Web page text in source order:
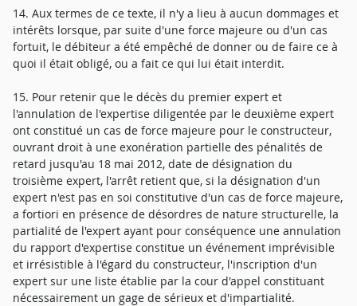
14. Aux termes de ce texte, il n'y a lieu à aucun dommages et
intérêts lorsque, par suite d'une force majeure ou d'un cas
fortuit, le débiteur a été empêché de donner ou de faire ce à
quoi il était obligé, ou a fait ce qui lui était interdit.
15. Pour retenir que le décès du premier expert et
l'annulation de l'expertise diligentée par le deuxième expert
ont constitué un cas de force majeure pour le constructeur,
ouvrant droit à une exonération partielle des pénalités de
retard jusqu'au 18 mai 2012, date de désignation du
troisième expert, l'arrêt retient que, si la désignation d'un
expert n'est pas en soi constitutive d'un cas de force majeure,
a fortiori en présence de désordres de nature structurelle, la
partialité de l'expert ayant pour conséquence une annulation
du rapport d'expertise constitue un événement imprévisible
et irrésistible à l'égard du constructeur, l'inscription d'un
expert sur une liste établie par la cour d'appel constituant
nécessairement un gage de sérieux et d'impartialité.